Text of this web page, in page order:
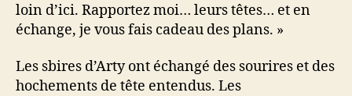
loin d’ici. Rapportez moi… leurs têtes… et en
échange, je vous fais cadeau des plans. »
Les sbires d’Arty ont échangé des sourires et des
hochements de tête entendus. Les